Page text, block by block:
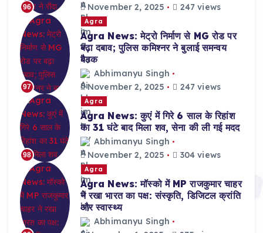
96
November 2, 2025
247 views
97
Agra
Agra News: मेट्रो निर्माण से MG रोड पर
बढ़ा दबाव; पुलिस कमिश्नर ने बुलाई समन्वय
बैठक
Abhimanyu Singh
November 2, 2025
247 views
98
Agra
Agra News: कुएं में गिरे 6 साल के रिहांश
का 31 घंटे बाद मिला शव, सेना की ली गई मदद
Abhimanyu Singh
November 2, 2025
304 views
Agra
Agra News: मॉस्को में MP राजकुमार चाहर
ने रखा भारत का पक्ष: संस्कृति, डिजिटल क्रांति
और स्वास्थ्य
Abhimanyu Singh